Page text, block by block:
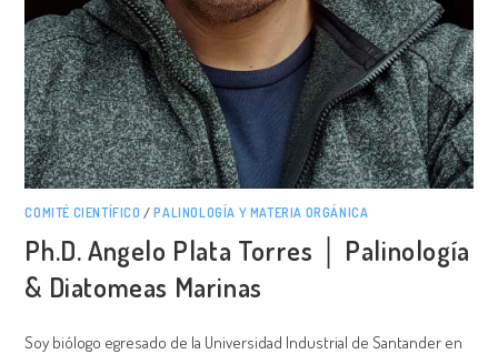
COMITÉ CIENTÍFICO /PALINOLOGÍA Y MATERIA ORGÁNICA
Ph.D. Angelo Plata Torres │ Palinología
& Diatomeas Marinas
Soy biólogo egresado de la Universidad Industrial de Santander en